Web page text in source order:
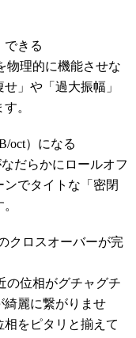
できる
物理的に機能させな
」や「過大振幅」
。
oct）になる
だらかにロールオフ
ンでタイトな「密閉
クロスオーバーが完
の位相がグチャグチ
綺麗に繋がりませ
をピタリと揃えて